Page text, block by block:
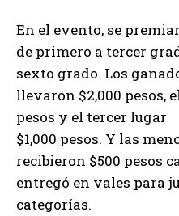
En el evento, se
de primero a tercer
sexto grado. Los
llevaron $2,000 pesos,
pesos y el tercer lugar
$1,000 pesos. Y las
recibieron $500 pesos
entregó en vales para
categorías.